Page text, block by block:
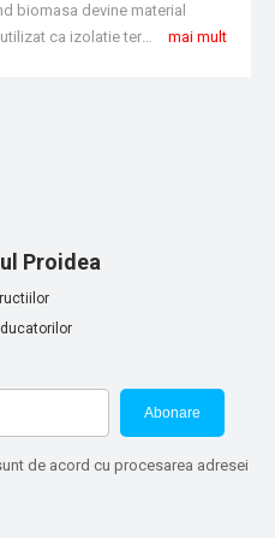
biomasa devine material
de izolație. BauderECO FF este utilizat ca izolatie termica cu o conductivitate termica deosebit de scazuta si cu o exploatare durabila a materiilor prime din biomasa si a continutului de materiale reciclate, utilizat la acoperisurile terasa circulabile si necirculabile. Rezistenta la uzura pe terase, de exemplu, 24 kPa la o compresie de 2% din grosime. BauderECO FF nu contine agenti de expandare halogenati si HBCD. Depozitati si transportati izolatia termica protejata de umiditate, flacari deschise si lumina directa a soarelui.
mai mult
Proidea
Abonare
de acord cu procesarea adresei